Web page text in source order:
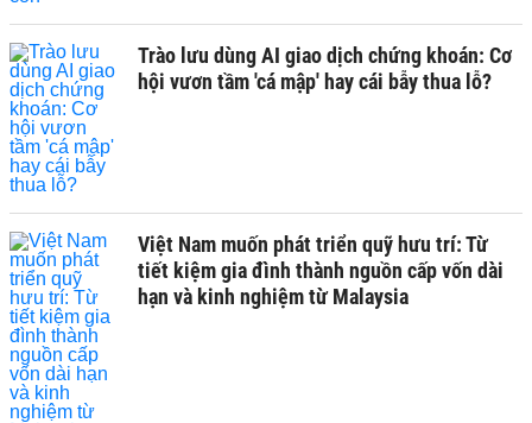
Trào lưu dùng AI giao dịch chứng khoán: Cơ
hội vươn tầm 'cá mập' hay cái bẫy thua lỗ?
Việt Nam muốn phát triển quỹ hưu trí: Từ
tiết kiệm gia đình thành nguồn cấp vốn dài
hạn và kinh nghiệm từ Malaysia